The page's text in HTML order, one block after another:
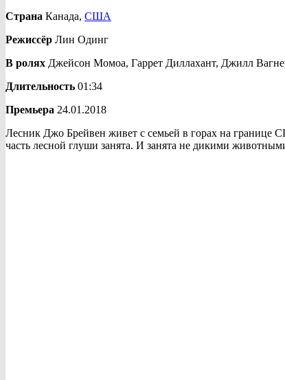
Страна Канада, США
Режиссёр Лин Одинг
В ролях Джейсон Момоа, Гаррет Диллахант, Джилл
Длительность 01:34
Премьера 24.01.2018
Лесник Джо Брейвен живет с семьей в горах на границе
часть лесной глуши занята. И занята не дикими